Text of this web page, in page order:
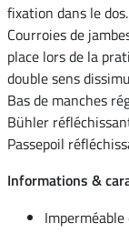
fixation dans le
Courroies de
place lors de la
double sens
Bas de manches
Bühler
Passepoil
Informations &